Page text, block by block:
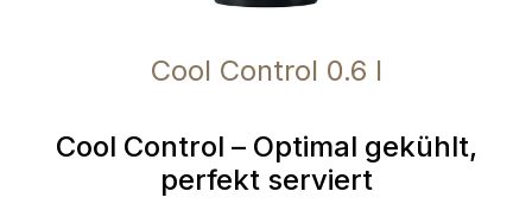
Cool Control 0.6 l
Cool Control – Optimal gekühlt,
perfekt serviert